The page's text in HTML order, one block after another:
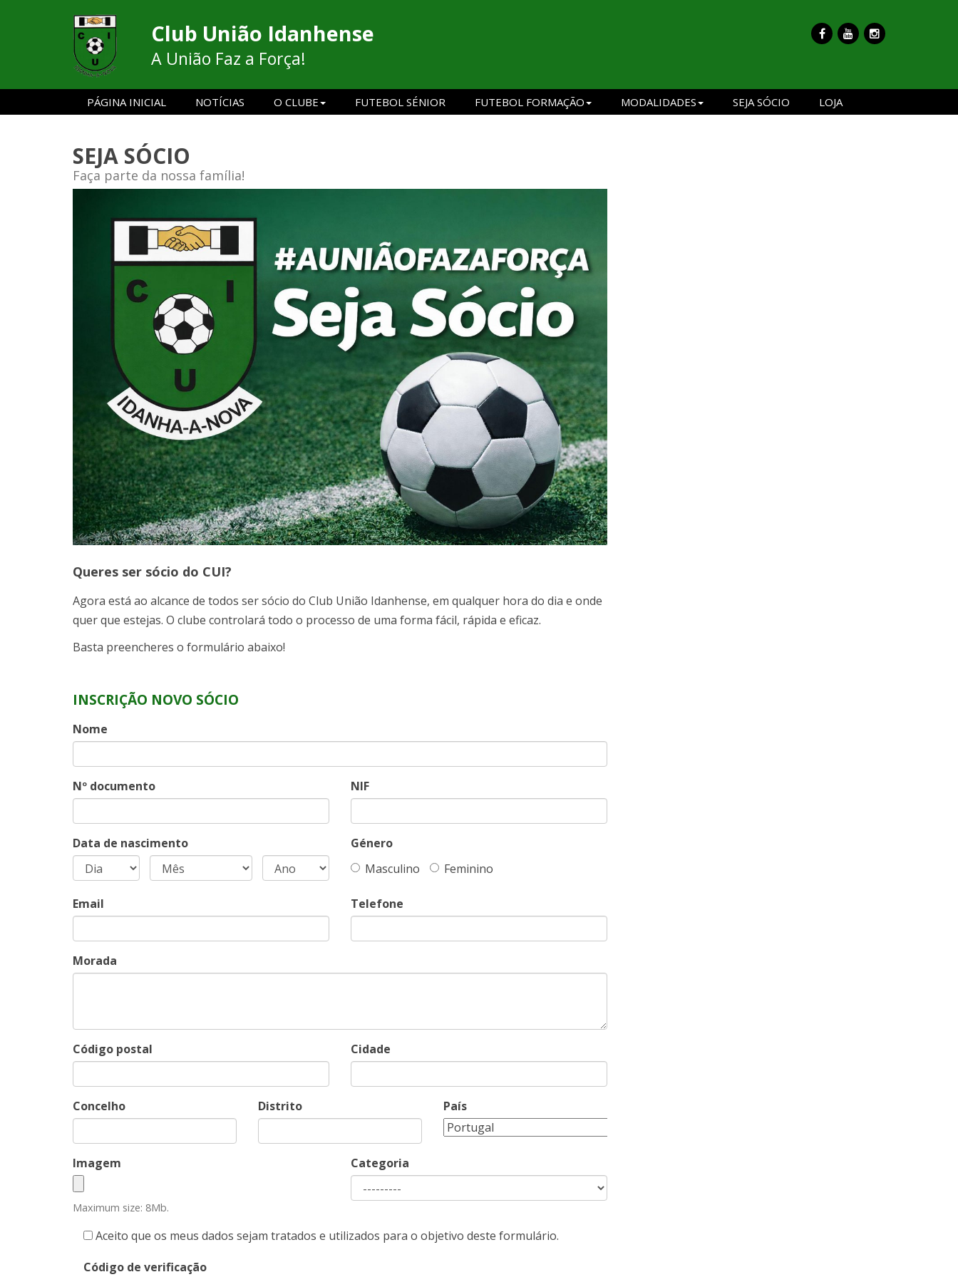
Club União Idanhense
A União Faz a Força!
PÁGINA INICIAL NOTÍCIAS O CLUBE FUTEBOL SÉNIOR FUTEBOL FORMAÇÃO MODALIDADES SEJA SÓCIO LOJA
SEJA SÓCIO
Faça parte da nossa família!
Queres ser sócio do CUI?
Agora está ao alcance de todos ser sócio do Club União Idanhense, em qualquer hora do dia e onde
quer que estejas. O clube controlará todo o processo de uma forma fácil, rápida e eficaz.
Basta preencheres o formulário abaixo!
INSCRIÇÃO NOVO SÓCIO
Nome
Nº documento NIF
Data de nascimento
Género
Masculino
Feminino
Email Telefone
Morada
Código postal Cidade
Concelho Distrito País
Imagem
Maximum size: 8Mb.
Categoria
Aceito que os meus dados sejam tratados e utilizados para o objetivo deste formulário.
Código de verificação